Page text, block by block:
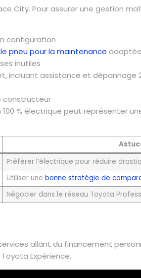
City. Pour assurer une gestion
configuration
pneu pour la maintenance adaptée
inutiles
assistance et dépannage
constructeur
% électrique peut représenter
Préférer l’électrique pour réduire
Utiliser une bonne stratégie de
Négocier dans le réseau Toyota
allant du financement
Expérience.